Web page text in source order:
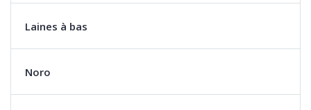
Laines à bas
Noro